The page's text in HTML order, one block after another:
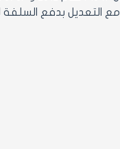
- الطلبات الواردة بعد تاريخ 15/6/2014 يطبق عليها القرارين /184/ لعام